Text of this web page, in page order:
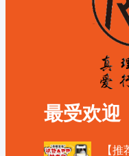
最受欢迎
【